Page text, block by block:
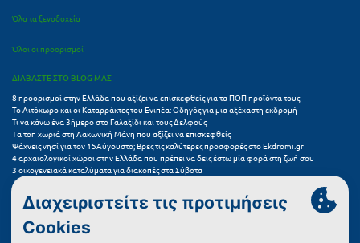
Πελοπόννησος
Πήλιο
Πιερία
Πλύτρα Λακωνίας
Όλα τα ξενοδοχεία
Όλοι οι προορισμοί
ΔΙΑΒΑΣΤΕ ΣΤΟ BLOG ΜΑΣ
8 προορισμοί στην Ελλάδα που αξίζει να επισκεφθείς για τα ΠΟΠ προϊόντα τους
Το Λιτόχωρο και οι Καταρράκτες του Ενιπέα: Οδηγός για μια αξέχαστη εκδρομή
Τι να κάνω ένα 3ήμερο στο Γαλαξίδι και τους Δελφούς
Τα τοπ χωριά στη Λακωνική Μάνη που αξίζει να επισκεφθείς
Ψάχνεις νησί για τον 15Αύγουστο; Βρες τις καλύτερες προσφορές στο Ekdromi.gr
4 αρχαιολογικοί χώροι στην Ελλάδα που πρέπει να δεις έστω μία φορά στη ζωή σου
3 οικογενειακά καταλύματα για διακοπές στα Σύβοτα
Τα 11 καλύτερα καλοκαιρινά resorts στην Ελλάδα
7 μικρά ελληνικά νησιά για αξέχαστες καλοκαιρινές διακοπές
5+1 ινσταγκραμικές παραλίες στην Ελλάδα που αξίζουν μια θέση στο feed σου
Συχνές Ερωτήσεις (FAQs) για Ξενοδοχεία